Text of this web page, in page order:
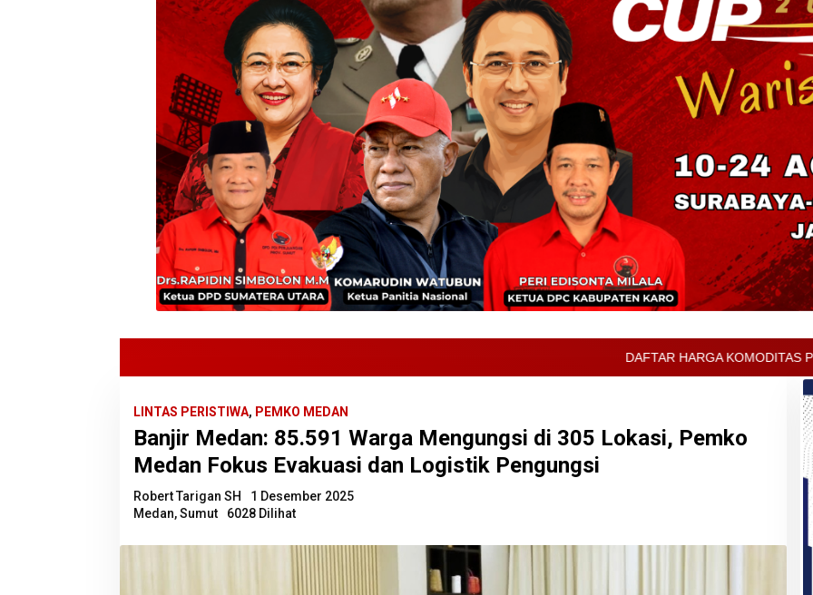
DAFTAR HARGA KOMODITAS PERTANIAN
LINTAS PERISTIWA, PEMKO MEDAN
Banjir Medan: 85.591 Warga Mengungsi di 305 Lokasi, Pemko
Medan Fokus Evakuasi dan Logistik Pengungsi
Robert Tarigan SH
1 Desember 2025
Medan,Sumut 6028 Dilihat